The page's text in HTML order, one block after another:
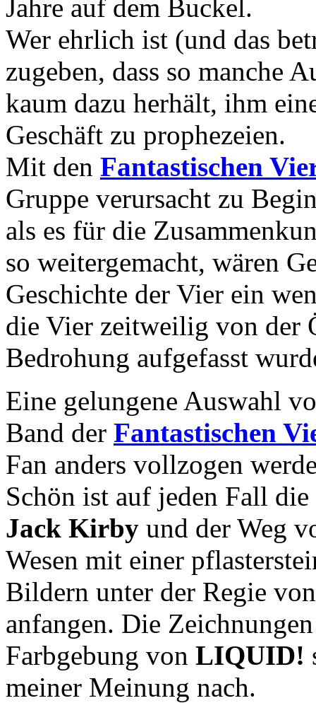
Jahre auf dem Buckel.
Wer ehrlich ist (und das
zugeben, dass so manche
kaum dazu herhält, ihm
Geschäft zu prophezeien.
Mit den Fantastischen
Gruppe verursacht zu
als es für die
so weitergemacht, wären
Geschichte der Vier ein
die Vier zeitweilig von der
Bedrohung aufgefasst
Eine gelungene Auswahl
Band der Fantastischen
Fan anders vollzogen
Schön ist auf jeden Fall
Jack Kirby und der Weg
Wesen mit einer
Bildern unter der Regie
anfangen. Die
Farbgebung von LIQUID!
meiner Meinung nach.